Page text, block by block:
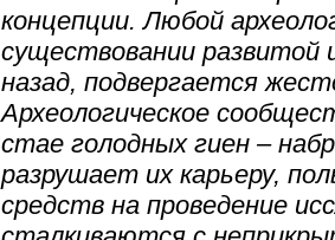
концепции. Любой
существовании развитой
назад, подвергается
Археологическое
стае голодных гиен –
разрушает их карьеру,
средств на проведение